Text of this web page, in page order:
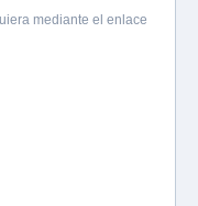
mediante el enlace